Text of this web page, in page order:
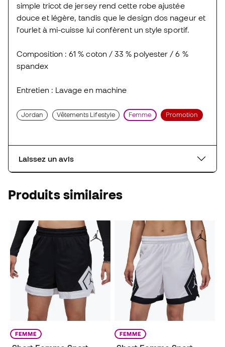
simple tricot de jersey rend cette robe ajustée
douce et légère, tandis que le design dos nageur et
l'ourlet à mi-cuisse lui confèrent un style sportif.
Composition : 61 % coton / 33 % polyester / 6 %
spandex
Entretien : Lavage en machine
Jordan Vêtements Lifestyle Femme Promotion
Laissez un avis
Produits similaires
FEMME FEMME